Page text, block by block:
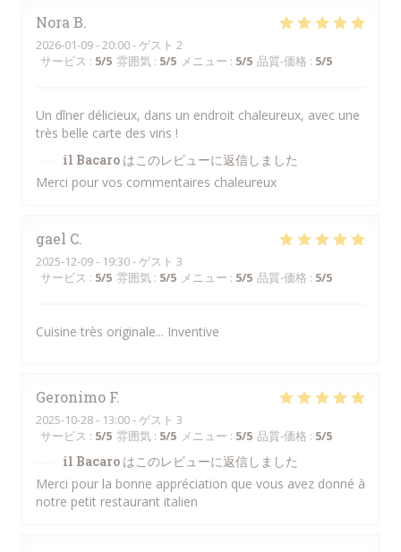
Nora B
2026-01-09- 20:00 - ゲスト 2
サービス : 5/5 雰囲気 : 5/5 メニュー : 5/5 品質-価格 : 5/5
Un dîner délicieux, dans un endroit chaleureux, avec une
très belle carte des vins !
il Bacaro はこのレビューに返信しました
Merci pour vos commentaires chaleureux
gael C
2025-12-09- 19:30 - ゲスト 3
サービス : 5/5 雰囲気 : 5/5 メニュー : 5/5 品質-価格 : 5/5
Cuisine très originale... Inventive
Geronimo F
2025-10-28- 13:00 - ゲスト 3
サービス : 5/5 雰囲気 : 5/5 メニュー : 5/5 品質-価格 : 5/5
il Bacaro はこのレビューに返信しました
Merci pour la bonne appréciation que vous avez donné à
notre petit restaurant italien